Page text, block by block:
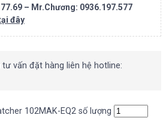
– Mr.Chương: 0936.197.577
đây
vấn đặt hàng liên hệ hotline:
102MAK-EQ2 số lượng